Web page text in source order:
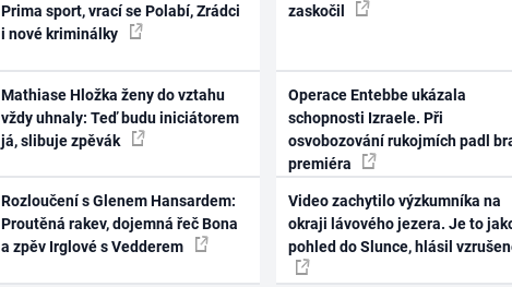
Prima sport, vrací se Polabí, Zrádci
i nové kriminálky
Mathiase Hložka ženy do vztahu
vždy uhnaly: Teď budu iniciátorem
já, slibuje zpěvák
Rozloučení s Glenem Hansardem:
Proutěná rakev, dojemná řeč Bona
a zpěv Irglové s Vedderem
zaskočil
Operace Entebbe ukázala
schopnosti Izraele. Při
osvobozování rukojmích padl
premiéra
Video zachytilo výzkumníka na
okraji lávového jezera. Je to
pohled do Slunce, hlásil